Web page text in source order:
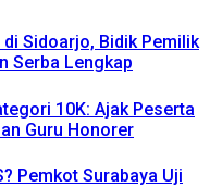
Sidoarjo, Bidik Pemilik
Serba Lengkap
10K: Ajak Peserta
Guru Honorer
Pemkot Surabaya Uji